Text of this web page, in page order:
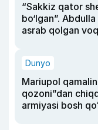
“Sakkiz qator
bo‘lgan”.
asrab qolgan
Dunyo
Mariupol
qozoni”dan
armiyasi bosh